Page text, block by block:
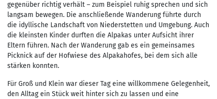
gegenüber richtig verhält – zum Beispiel ruhig sprechen und sich
langsam bewegen. Die anschließende Wanderung führte durch
die idyllische Landschaft von Niederstetten und Umgebung. Auch
die kleinsten Kinder durften die Alpakas unter Aufsicht ihrer
Eltern führen. Nach der Wanderung gab es ein gemeinsames
Picknick auf der Hofwiese des Alpakahofes, bei dem sich alle
stärken konnten.
Für Groß und Klein war dieser Tag eine willkommene Gelegenheit,
den Alltag ein Stück weit hinter sich zu lassen und eine